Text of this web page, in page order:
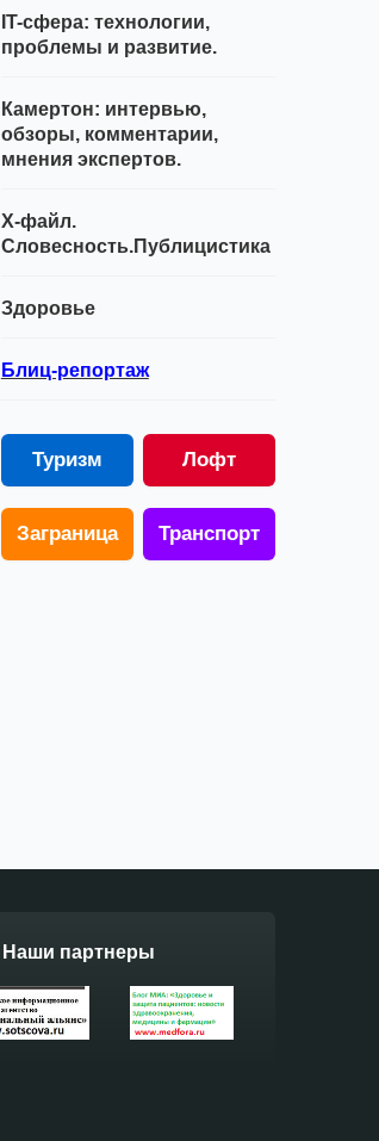
IT-сфера: технологии,
проблемы и развитие.
Камертон: интервью,
обзоры, комментарии,
мнения экспертов.
Х-файл.
Словесность.Публицистика
Здоровье
Блиц-репортаж
Туризм Лофт
Заграница Транспорт
Наши партнеры